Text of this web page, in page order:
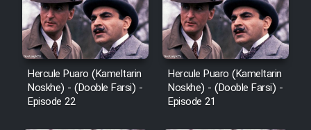
Hercule Puaro (Kameltarin
Noskhe) - (Dooble Farsi) -
Episode 22
Hercule Puaro (Kameltarin
Noskhe) - (Dooble Farsi) -
Episode 21